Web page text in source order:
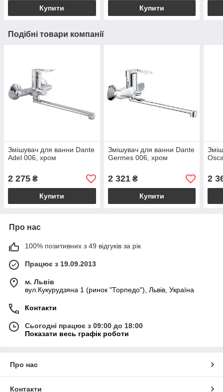
Купити Купити
Подібні товари компанії
Змішувач для ванни Dante
Adel 006, хром
2 275 ₴
Купити
Змішувач для ванни Dante
Germes 006, хром
2 321₴
Купити
2
Про нас
100% позитивних з 49 відгуків за рік
Працює з 19.09.2013
м. Львів
вул.Кукурудзяна 1 (ринок "Торпедо"), Львів, Україна
Контакти
Сьогодні працює з 09:00 до 18:00
Показати весь графік роботи
Про нас
Контакти